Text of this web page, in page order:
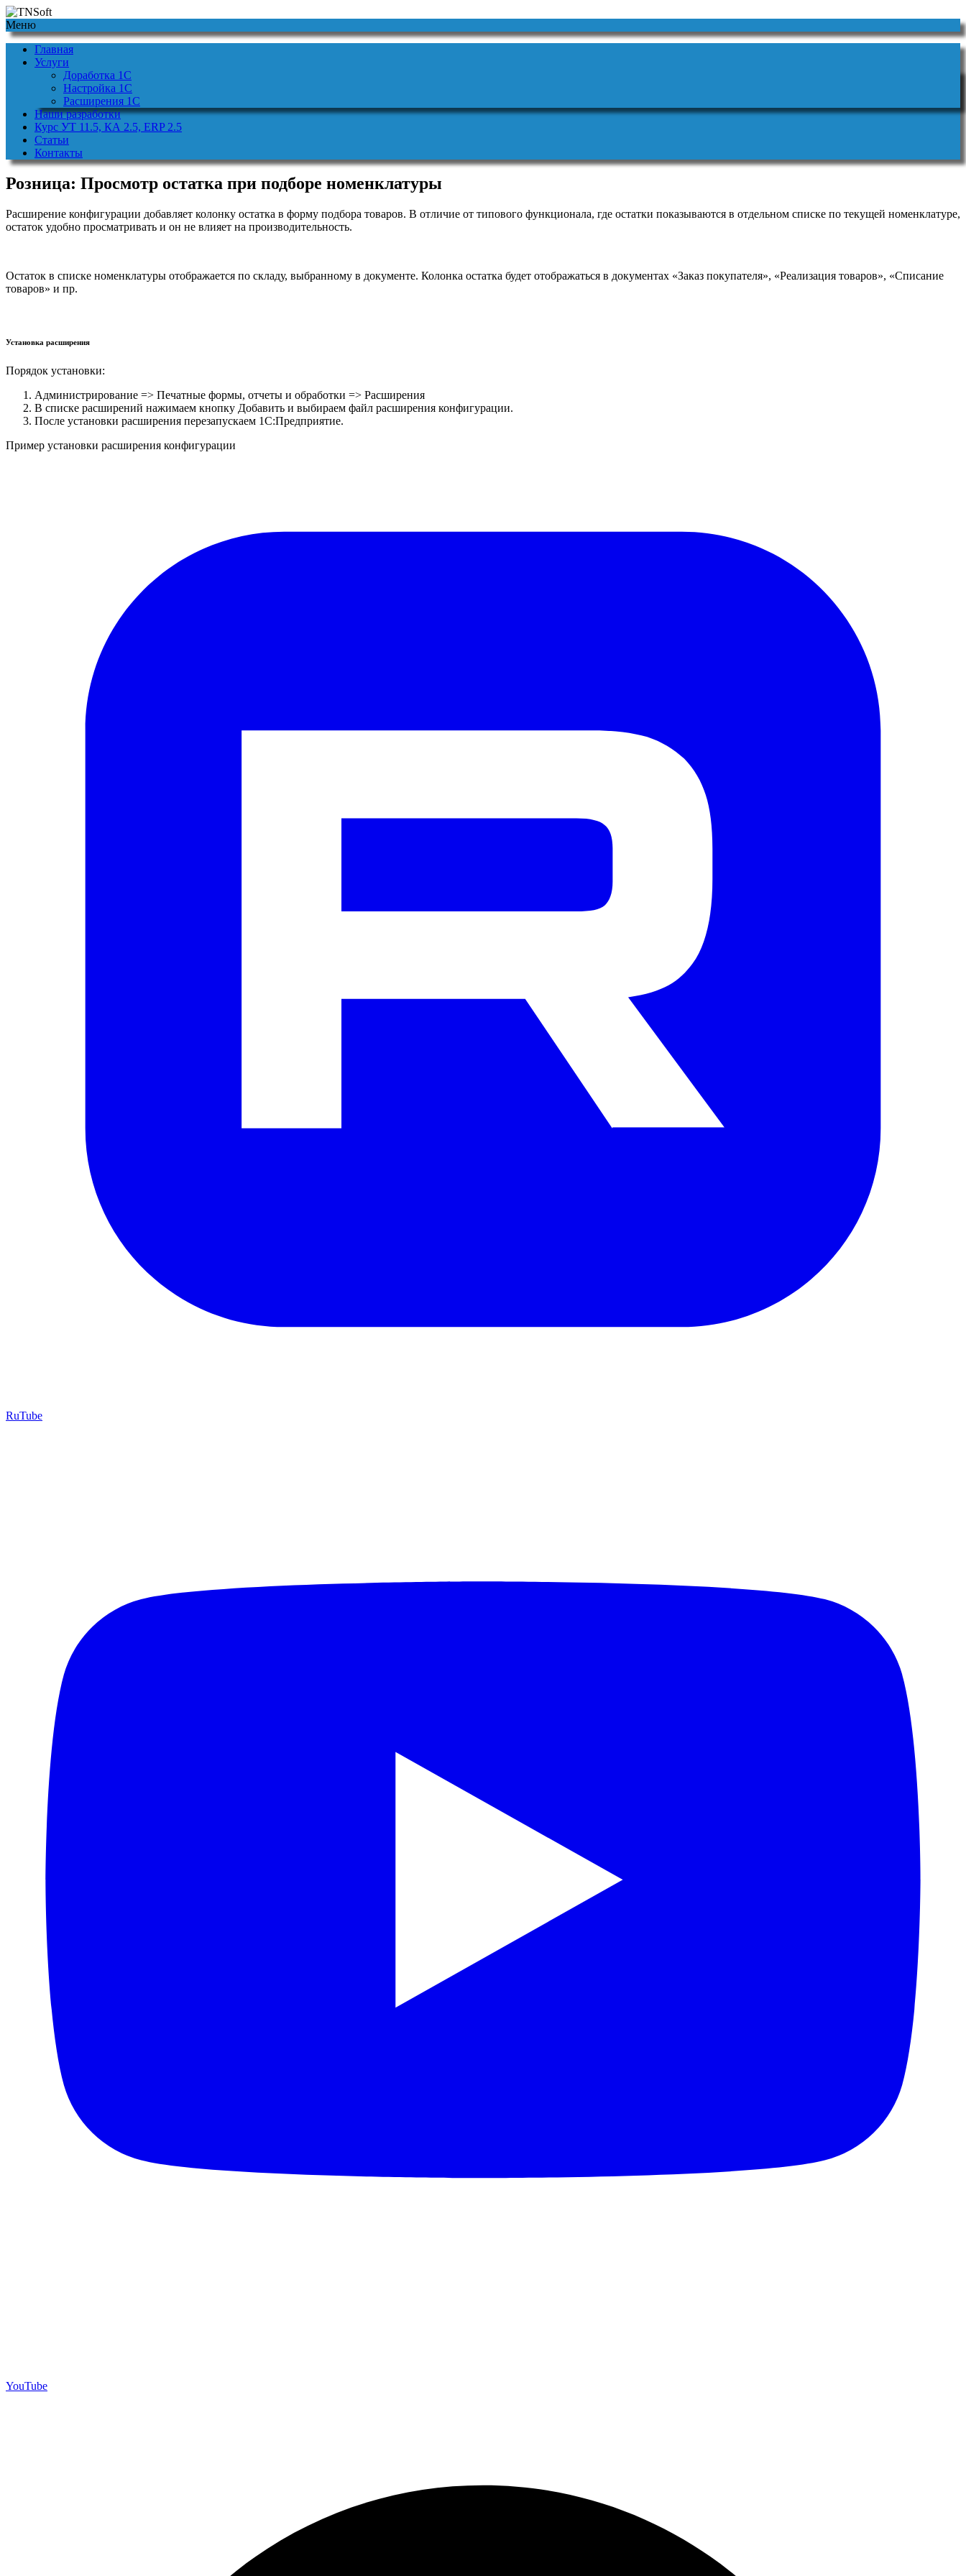
Меню
Главная
Услуги
Доработка 1С
Настройка 1С
Расширения 1С
Наши разработки
Курс УТ 11.5, КА 2.5, ERP 2.5
Статьи
Контакты
Розница: Просмотр остатка при подборе номенклатуры
Расширение конфигурации добавляет колонку остатка в форму подбора товаров. В отличие от типового функционала, где остатки показываются в отдельном списке по текущей номенклатуре,
остаток удобно просматривать и он не влияет на производительность.
Остаток в списке номенклатуры отображается по складу, выбранному в документе. Колонка остатка будет отображаться в документах «Заказ покупателя», «Реализация товаров», «Списание
товаров» и пр.
Установка расширения
Порядок установки:
Администрирование => Печатные формы, отчеты и обработки => Расширения
В списке расширений нажимаем кнопку Добавить и выбираем файл расширения конфигурации.
После установки расширения перезапускаем 1С:Предприятие.
Пример установки расширения конфигурации
RuTube
YouTube